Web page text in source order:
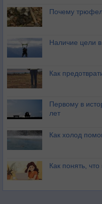
Почему
Наличие цели
Как
Первому в
лет
Как холод
Как понять,